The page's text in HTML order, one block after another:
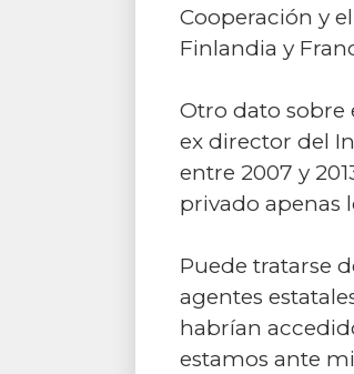
Cooperación y
Finlandia y
Otro dato sobre
ex director del
entre 2007 y
privado apenas
Puede tratarse
agentes
habrían
estamos ante